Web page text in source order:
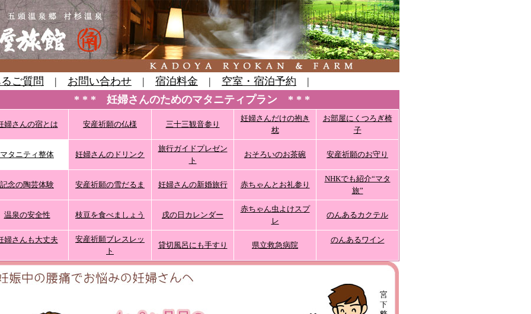
ご質問 | お問い合わせ | 宿泊料金 | 空室・宿泊予約 |
* * * 妊婦さんのためのマタニティプラン * * *
婦さんの宿とは 安産祈願の仏様 三十三観音参り
妊婦さんだけの抱き
枕
お部屋にくつろぎ椅
子
マタニティ整体 妊婦さんのドリンク
旅行ガイドプレゼン
ト
おそろいのお茶碗 安産祈願のお守り
記念の陶芸体験 安産祈願の雪だるま 妊婦さんの新婚旅行 赤ちゃんとお礼参り
NHKでも紹介“マタ
旅”
温泉の安全性 枝豆を食べましょう 戌の日カレンダー
赤ちゃん虫よけスプ
レ
のんあるカクテル
婦さんも大丈夫
安産祈願ブレスレッ
ト
貸切風呂にも手すり 県立救急病院
のんあるワイン